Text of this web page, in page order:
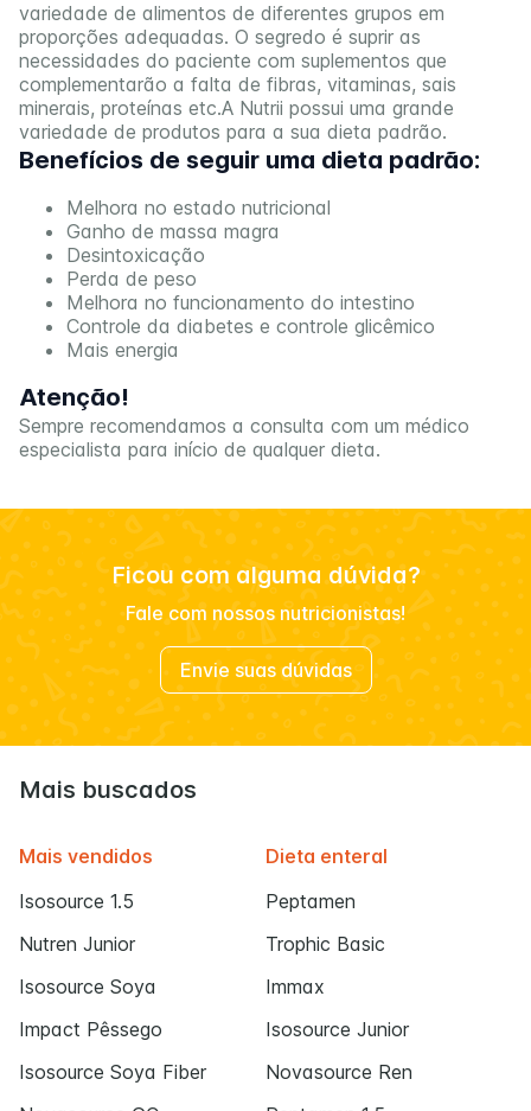
variedade de alimentos de diferentes grupos em
proporções adequadas. O segredo é suprir as
necessidades do paciente com suplementos que
complementarão a falta de fibras, vitaminas, sais
minerais, proteínas etc.A Nutrii possui uma grande
variedade de produtos para a sua dieta padrão.
Benefícios de seguir uma dieta padrão:
Melhora no estado nutricional
Ganho de massa magra
Desintoxicação
Perda de peso
Melhora no funcionamento do intestino
Controle da diabetes e controle glicêmico
Mais energia
Atenção!
Sempre recomendamos a consulta com um médico
especialista para início de qualquer dieta.
Ficou com alguma dúvida?
Fale com nossos nutricionistas!
Envie suas dúvidas
Mais buscados
Mais vendidos
Isosource 1.5
Nutren Junior
Isosource Soya
Impact Pêssego
Isosource Soya Fiber
Dieta enteral
Peptamen
Trophic Basic
Immax
Isosource Junior
Novasource Ren